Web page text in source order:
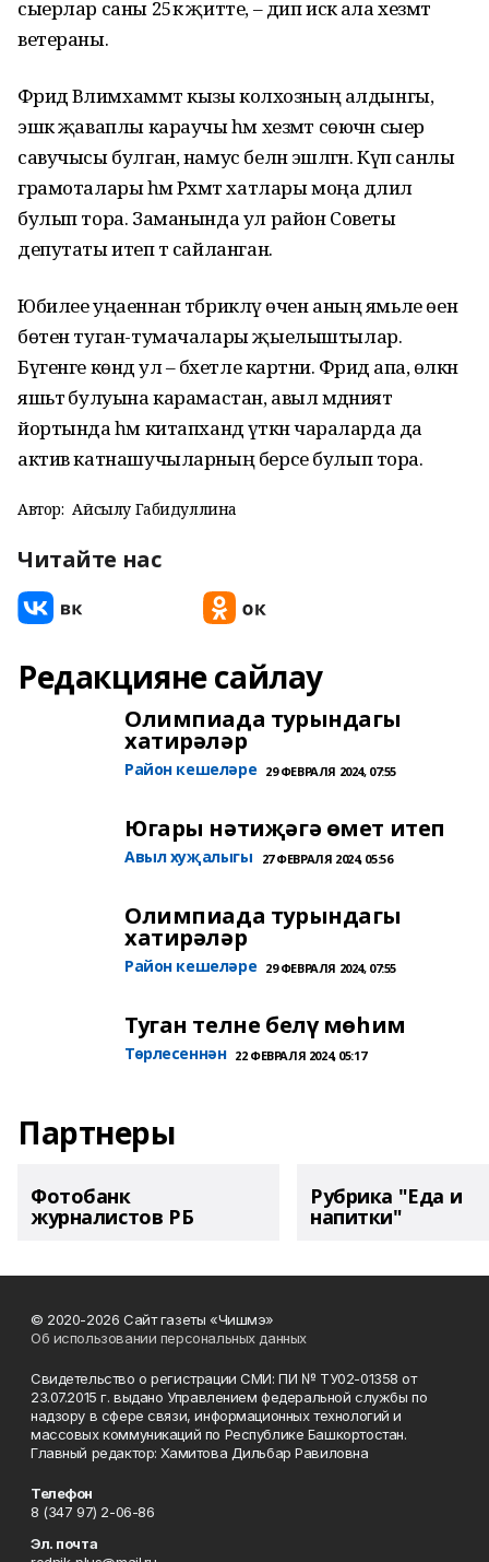
сыерлар саны 25кә җитте, – дип искә ала хезмәт
ветераны.
Фәридә Вәлимхаммәт кызы колхозның алдынгы,
эшкә җаваплы караучы һәм хезмәт сөючән сыер
савучысы булган, намус белән эшләгән. Күп санлы
грамоталары һәм Рәхмәт хатлары моңа дәлил
булып тора. Заманында ул район Советы
депутаты итеп тә сайланган.
Юбилее уңаеннан тәбрикләү өчен аның ямьле өенә
бөтен туган-тумачалары җыелыштылар.
Бүгенге көндә ул – бәхетле картәни. Фәридә апа, өлкән
яшьтә булуына карамастан, авыл мәдәният
йортында һәм китапханәдә үткән чараларда да
актив катнашучыларның берсе булып тора.
Автор: Айсылу Габидуллина
Читайте нас
Редакцияне сайлау
Олимпиада турындагы
хатирәләр
Район кешеләре 29 ФЕВРАЛЯ 2024, 07:55
Югары нәтиҗәгә өмет итеп
Авыл хуҗалыгы 27 ФЕВРАЛЯ 2024, 05:56
Олимпиада турындагы
хатирәләр
Район кешеләре 29 ФЕВРАЛЯ 2024, 07:55
Туган телне белү мөһим
Төрлесеннән 22 ФЕВРАЛЯ 2024, 05:17
Партнеры
Фотобанк
журналистов РБ
Рубрика "Еда и
напитки"
© 2020-2026 Сайт газеты «Чишмэ»
Об использовании персональных данных
Свидетельство о регистрации СМИ: ПИ № ТУ02-01358 от
23.07.2015 г. выдано Управлением федеральной службы по
надзору в сфере связи, информационных технологий и
массовых коммуникаций по Республике Башкортостан.
Главный редактор: Хамитова Дильбар Равиловна
Телефон
8 (347 97) 2-06-86
Эл. почта